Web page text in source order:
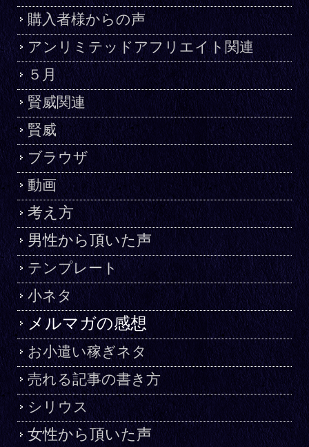
購入者様からの声
アンリミテッドアフリエイト関連
５月
賢威関連
賢威
ブラウザ
動画
考え方
男性から頂いた声
テンプレート
小ネタ
メルマガの感想
お小遣い稼ぎネタ
売れる記事の書き方
シリウス
女性から頂いた声